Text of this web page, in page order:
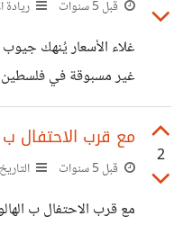
الغريغوري يقدر بثلاثة
ساعات أو (الربع يوم)
13 يومًا." تتعدد الطقوس ومظاهر الاحتفال في
قبل 5 سنوات ريادة
غلاء الأسعار يُنهك
غير مسبوقة في فلسطين،
والتموينية، كالطحين
إلى حدوث حالة من
المواطن بسبب عدم
2
مع قرب الاحتفال ب
قبل 5 سنوات
مع قرب الاحتفال ب